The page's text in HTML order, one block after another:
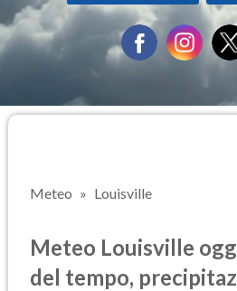
Meteo Louisville
Meteo Louisville
del tempo,